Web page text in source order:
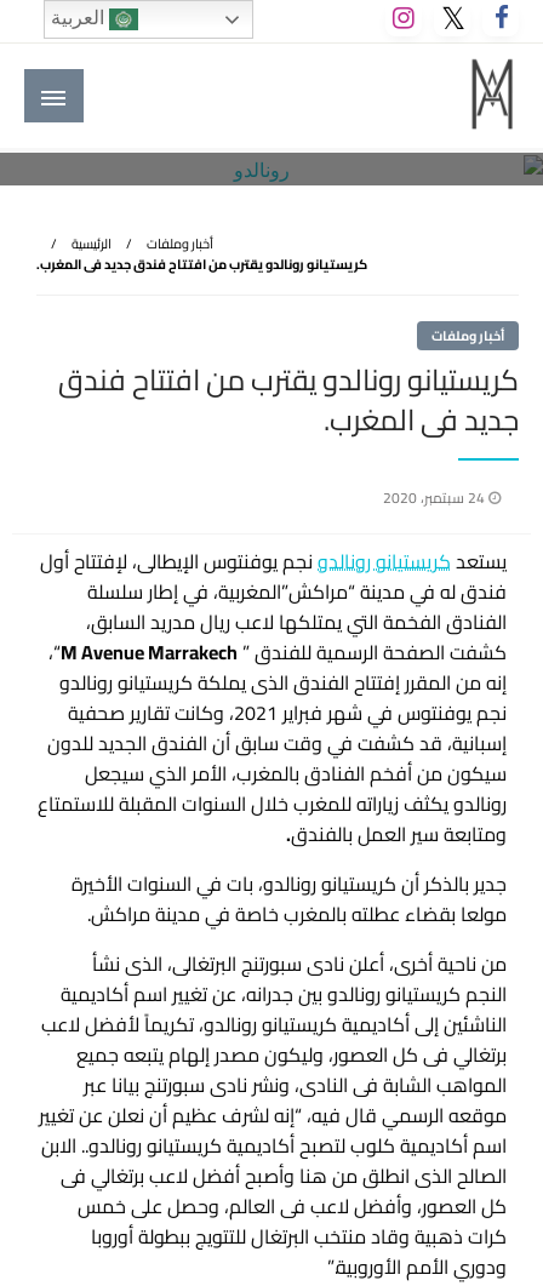
التخطي
إلى
المحتوى
M A hotels | إم ايه هوتيلز
الموقع الأول للعاملين في الفنادق في العالم العربي
الرئيسية
أخبار وملفات
كريستيانو رونالدو يقترب من افتتاح فندق جديد فى المغرب.
أخبار وملفات
كريستيانو رونالدو يقترب من افتتاح فندق
جديد فى المغرب.
نُشر
24 سبتمبر، 2020
يستعدكريستيانو رونالدونجم يوفنتوس الإيطالى، لإفتتاح أول
فندق له في مدينة “مراكش”المغربية، في إطار سلسلة
الفنادق الفخمة التي يمتلكها لاعب ريال مدريد السابق،
كشفت الصفحة الرسمية للفندق ” M Avenue Marrakech“،
إنه من المقرر إفتتاح الفندق الذى يملكة كريستيانو رونالدو
نجم يوفنتوس في شهر فبراير 2021، وكانت تقارير صحفية
إسبانية، قد كشفت في وقت سابق أن الفندق الجديد للدون
سيكون من أفخم الفنادق بالمغرب، الأمر الذي سيجعل
رونالدو يكثف زياراته للمغرب خلال السنوات المقبلة للاستمتاع
ومتابعة سير العمل بالفندق.
جدير بالذكر أن كريستيانو رونالدو، بات في السنوات الأخيرة
مولعا بقضاء عطلته بالمغرب خاصة في مدينة مراكش.
من ناحية أخرى، أعلن نادى سبورتنج البرتغالى، الذى نشأ
النجم كريستيانو رونالدو بين جدرانه، عن تغيير اسم أكاديمية
الناشئين إلى أكاديمية كريستيانو رونالدو، تكريماً لأفضل لاعب
برتغالي فى كل العصور، وليكون مصدر إلهام يتبعه جميع
المواهب الشابة فى النادى، ونشر نادى سبورتنج بيانا عبر
موقعه الرسمي قال فيه، “إنه لشرف عظيم أن نعلن عن تغيير
اسم أكاديمية كلوب لتصبح أكاديمية كريستيانو رونالدو.. الابن
الصالح الذى انطلق من هنا وأصبح أفضل لاعب برتغالي فى
كل العصور، وأفضل لاعب فى العالم، وحصل على خمس
كرات ذهبية وقاد منتخب البرتغال للتتويج ببطولة أوروبا
ودوري الأمم الأوروبية.”
العربية